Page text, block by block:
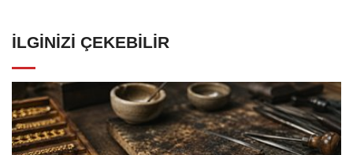
İLGINIZI ÇEKEBILIR